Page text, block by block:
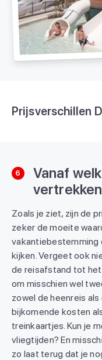
Prijsverschillen
6
Vanaf
Zoals je ziet, zijn de
zeker de moeite
vakantiebestemming
kijken. Vergeet ook
de reisafstand tot
om misschien wel
zowel de heenreis
bijkomende kosten
treinkaartjes. Kun je
vliegtijden? En
zo laat terug dat je